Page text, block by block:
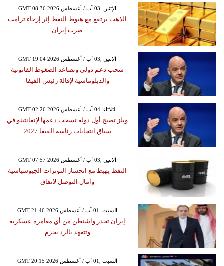
GMT 08:36 2026 الإثنين ,03 آب / أغسطس
الذهب يرتفع مع هبوط النفط إثر إرجاء ترامب
ضرب إيران
GMT 19:04 2026 الإثنين ,03 آب / أغسطس
سحب دعم دولي وتصاعد الضغوط القانونية
والدبلوماسية لإقالة رئيس الفيفا
GMT 02:26 2026 الثلاثاء ,04 آب / أغسطس
ويلز تصبح أول دولة تسحب دعمها لإنفانتينو في
سباق انتخابات رئاسة الفيفا 2027
GMT 07:57 2026 الإثنين ,03 آب / أغسطس
النفط يهبط مع انحسار التوترات الجيوسياسية
وآمال التوصل لاتفاق
GMT 21:46 2026 السبت ,01 آب / أغسطس
إيران تحذر واشنطن من أي مغامرة عسكرية
وتتعهد بالرد بحزم
GMT 20:15 2026 السبت ,01 آب / أغسطس